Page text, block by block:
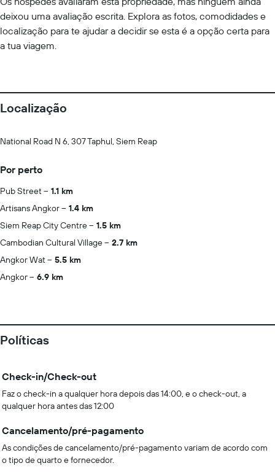
deixou uma avaliação escrita. Explora as fotos, comodidades e
localização para te ajudar a decidir se esta é a opção certa para
a tua viagem.
Localização
National Road N 6, 307 Taphul, Siem Reap
Por perto
Pub Street
1.1 km
Artisans Angkor
1.4 km
Siem Reap City Centre
1.5 km
Cambodian Cultural Village
2.7 km
Angkor Wat
5.5 km
Angkor
6.9 km
Políticas
Check-in/Check-out
Faz o check-in a qualquer hora depois das 14:00, e o check-out, a
qualquer hora antes das 12:00
Cancelamento/pré-pagamento
As condições de cancelamento/pré-pagamento variam de acordo com
o tipo de quarto e fornecedor.